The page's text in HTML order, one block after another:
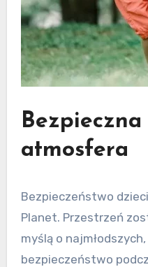
atmosfera
Bezpieczeństwo
Planet. Przestrzeń
myślą o
bezpieczeństwo